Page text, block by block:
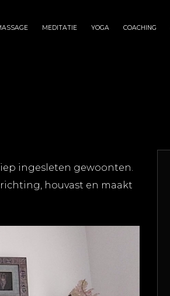
MEDITATIE YOGA COACHING
ingesleten gewoonten.
houvast en maakt